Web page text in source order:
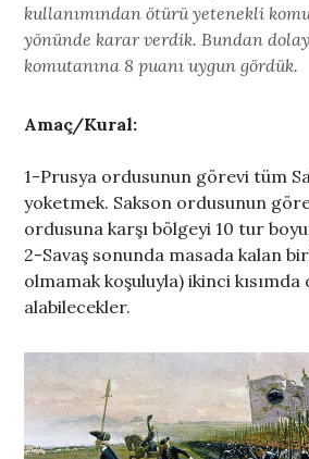
kullanımından ötürü yetenekli
yönünde karar verdik. Bundan
komutanına 8 puanı uygun gördük.
Amaç/Kural:
1-Prusya ordusunun görevi tüm
yoketmek. Sakson ordusunun
ordusuna karşı bölgeyi 10 tur
2-Savaş sonunda masada kalan
olmamak koşuluyla) ikinci
alabilecekler.